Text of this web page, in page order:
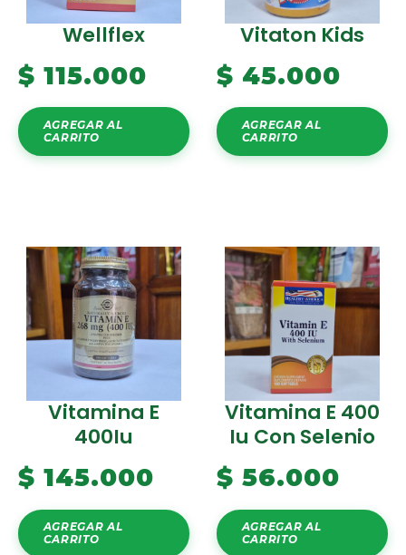
Wellflex
$ 115.000
AGREGAR AL
CARRITO
Vitaton Kids
$ 45.000
AGREGAR AL
CARRITO
Vitamina E
400Iu
$ 145.000
AGREGAR AL
CARRITO
Vitamina E 400
Iu Con Selenio
$ 56.000
AGREGAR AL
CARRITO